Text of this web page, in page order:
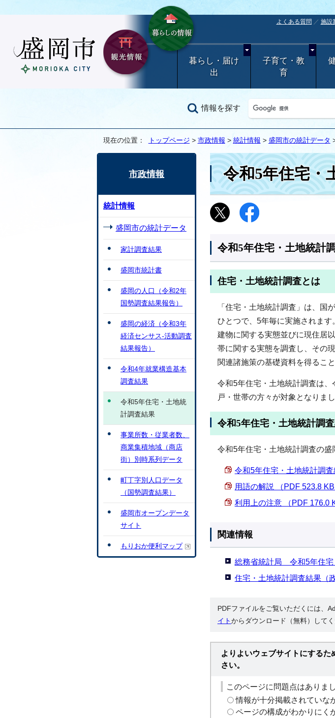
よくある質問 施設
暮らし・届け
出
子育て・教
育
情報を探す
現在の位置： トップページ > 市政情報 > 統計情報 > 盛岡市の統計データ
令和5年住宅・
令和5年住宅・土地統計
住宅・土地統計調査とは
「住宅・土地統計調査」は、国
ひとつで、5年毎に実施されま
建物に関する実態並びに現住居
帯に関する実態を調査し、その
関連諸施策の基礎資料を得るこ
令和5年住宅・土地統計調査は
戸・世帯の方々が対象となりま
令和5年住宅・土地統計調
令和5年住宅・土地統計調査の盛
令和5年住宅・土地統計調
用語の解説 （PDF 523.8 KB
利用上の注意 （PDF 176.0
関連情報
総務省統計局 令和5年住宅
住宅・土地統計調査結果（
PDFファイルをご覧いただくには、
イトからダウンロード（無料）してく
よりよいウェブサイトにする
さい。
このページに問題点はありま
情報が十分掲載されていな
ページの構成がわかりにく
市政情報
統計情報
盛岡市の統計データ
家計調査結果
盛岡市統計書
盛岡の人口（令和2年
国勢調査結果報告）
盛岡の経済（令和3年
経済センサス-活動調査
結果報告）
令和4年就業構造基本
調査結果
令和5年住宅・土地統
計調査結果
事業所数・従業者数、
商業集積地域（商店
街）別時系列データ
町丁字別人口データ
（国勢調査結果）
盛岡市オープンデータ
サイト
もりおか便利マップ